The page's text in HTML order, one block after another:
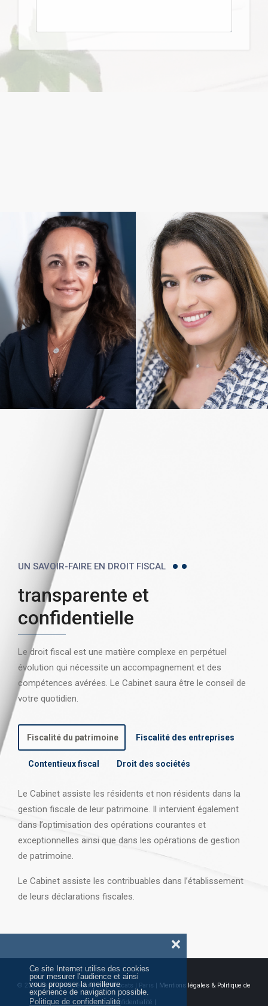
Ce site Internet utilise des cookies
pour mesurer l'audience et ainsi
vous proposer la meilleure
expérience de navigation possible.
Politique de confidentialité
❌
UN SAVOIR-FAIRE EN DROIT FISCAL
transparente et
confidentielle
Le droit fiscal est une matière complexe en perpétuel
évolution qui nécessite un accompagnement et des
compétences avérées. Le Cabinet saura être le conseil de
votre quotidien.
Fiscalité du patrimoine Fiscalité des entreprises
Contentieux fiscal Droit des sociétés
Le Cabinet assiste les résidents et non résidents dans la
gestion fiscale de leur patrimoine. Il intervient également
dans l’optimisation des opérations courantes et
exceptionnelles ainsi que dans les opérations de gestion
de patrimoine.
Le Cabinet assiste les contribuables dans l’établissement
de leurs déclarations fiscales.
© 2026 Tous droits réservés AJ Avocats | Paris | Mentions légales & Politique de
confidentialité |